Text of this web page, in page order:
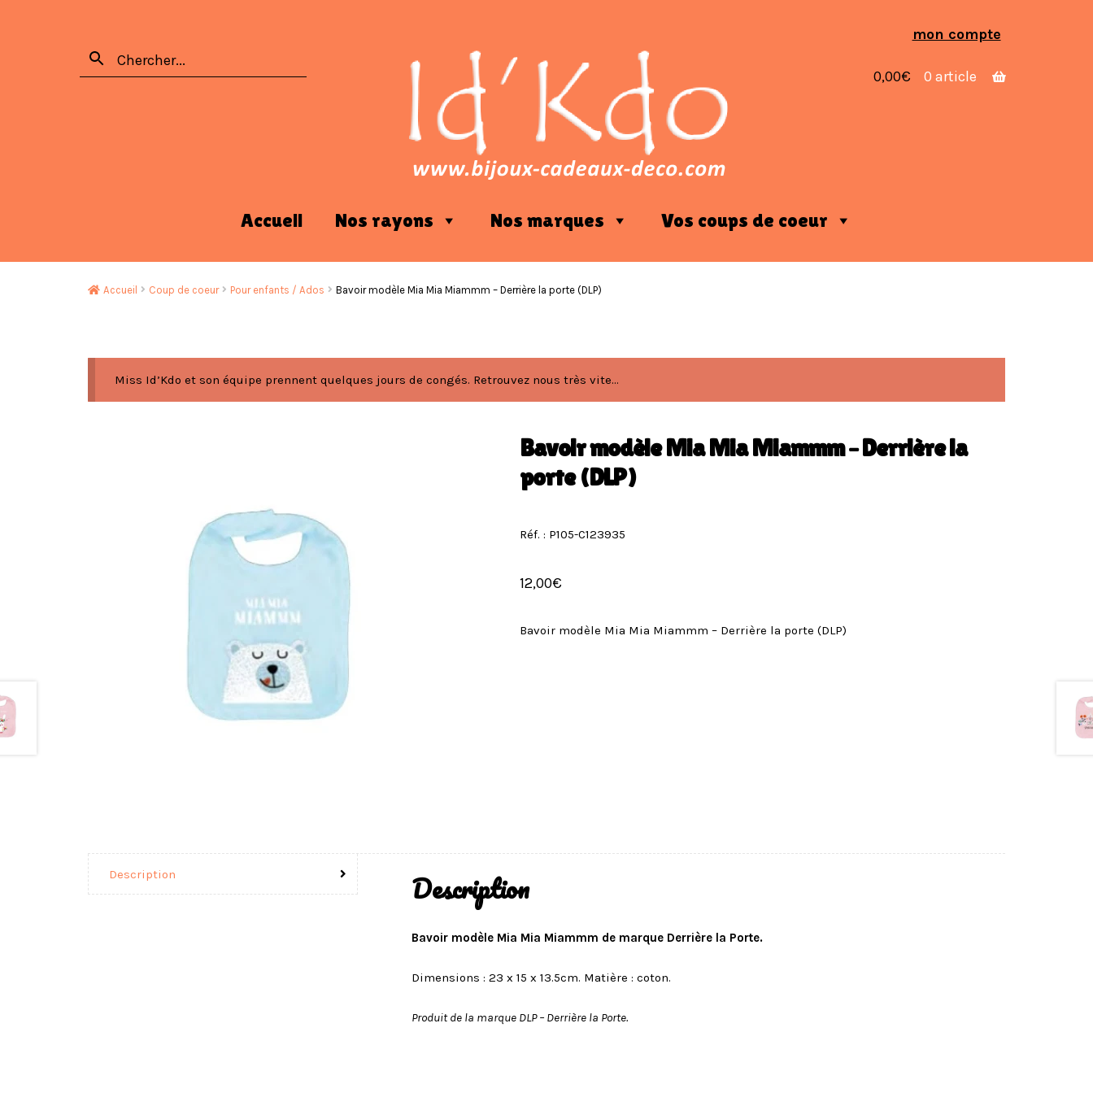
mon compte
0,00€ 0 article
Accueil Nos rayons Nos marques Vos coups de coeur
Accueil Coup de coeur Pour enfants / Ados Bavoir modèle Mia Mia Miammm – Derrière la porte (DLP)
Miss Id’Kdo et son équipe prennent quelques jours de congés. Retrouvez nous très vite...
Bavoir modèle Mia Mia Miammm – Derrière la
porte (DLP)
Réf. : P105-C123935
12,00€
Bavoir modèle Mia Mia Miammm – Derrière la porte (DLP)
Description Description
Bavoir modèle Mia Mia Miammm de marque Derrière la Porte.
Dimensions : 23 x 15 x 13.5cm. Matière : coton.
Produit de la marque DLP – Derrière la Porte.